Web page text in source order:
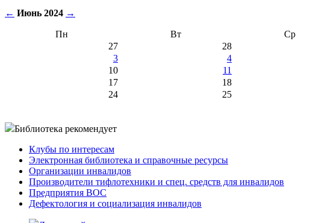
← Июнь 2024 →
Пн Вт Ср
27
28
3
4
10
11
17
18
24
25
Библиотека рекомендует
Клубы по интересам
Электронная библиотека и справочные ресурсы
Организации инвалидов
Производители тифлотехники и спец. средств для инвалидов
Предприятия ВОС
Дефектология и социализация инвалидов